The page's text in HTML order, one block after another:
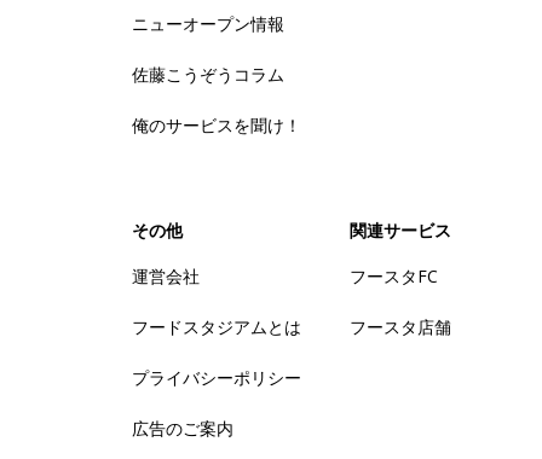
ニューオープン情報
佐藤こうぞうコラム
俺のサービスを聞け！
その他
運営会社
フードスタジアムとは
プライバシーポリシー
広告のご案内
関連サービス
フースタFC
フースタ店舗